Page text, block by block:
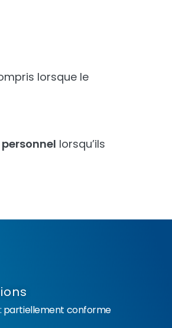
lorsque le
lorsqu’ils
partiellement conforme